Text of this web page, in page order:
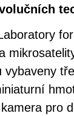
vybaveny
pro